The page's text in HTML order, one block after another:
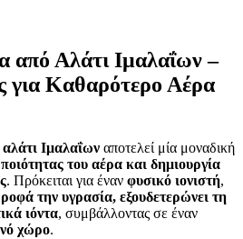
από Αλάτι Ιμαλαΐων –
για Καθαρότερο Αέρα
Ιμαλαΐων αποτελεί μία μοναδική
του αέρα και δημιουργία
. Πρόκειται για έναν φυσικό ιονιστή,
την υγρασία, εξουδετερώνει τη
ιόντα, συμβάλλοντας σε έναν
χώρο.